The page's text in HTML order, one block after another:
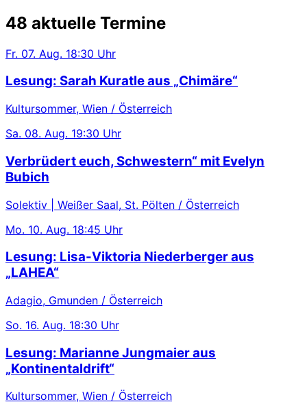
48 aktuelle Termine
Fr. 07. Aug. 18:30 Uhr
Lesung: Sarah Kuratle aus „Chimäre“
Kultursommer, Wien / Österreich
Sa. 08. Aug. 19:30 Uhr
Verbrüdert euch, Schwestern“ mit Evelyn
Bubich
Solektiv | Weißer Saal, St. Pölten / Österreich
Mo. 10. Aug. 18:45 Uhr
Lesung: Lisa-Viktoria Niederberger aus
„LAHEA“
Adagio, Gmunden / Österreich
So. 16. Aug. 18:30 Uhr
Lesung: Marianne Jungmaier aus
„Kontinentaldrift“
Kultursommer, Wien / Österreich